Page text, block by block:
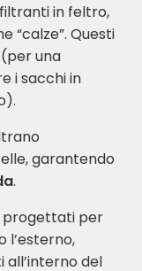
in feltro,
“calze”. Questi
una
i sacchi in
garantendo
.
progettati per
l’esterno,
all’interno del